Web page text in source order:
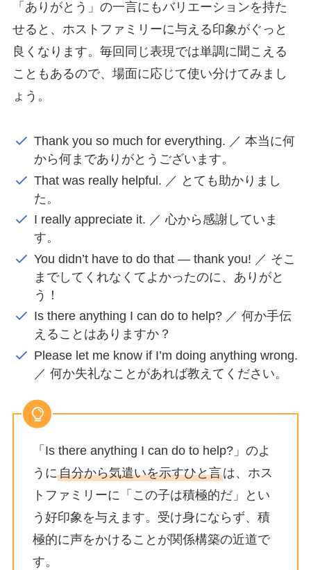
「ありがとう」の一言にもバリエーションを持た
せると、ホストファミリーに与える印象がぐっと
良くなります。毎回同じ表現では単調に聞こえる
こともあるので、場面に応じて使い分けてみまし
ょう。
Thank you so much for everything. ／ 本当に何
から何までありがとうございます。
That was really helpful. ／ とても助かりまし
た。
I really appreciate it. ／ 心から感謝していま
す。
You didn’t have to do that — thank you! ／ そこ
までしてくれなくてよかったのに、ありがと
う！
Is there anything I can do to help? ／ 何か手伝
えることはありますか？
Please let me know if I’m doing anything wrong.
／ 何か失礼なことがあれば教えてください。
「Is there anything I can do to help?」のよ
うに自分から気遣いを示すひと言は、ホス
トファミリーに「この子は積極的だ」とい
う好印象を与えます。受け身にならず、積
極的に声をかけることが関係構築の近道で
す。